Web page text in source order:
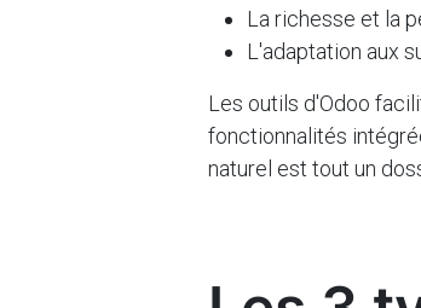
La richesse et la
L'adaptation aux
Les outils d'Odoo
fonctionnalités
naturel est tout un